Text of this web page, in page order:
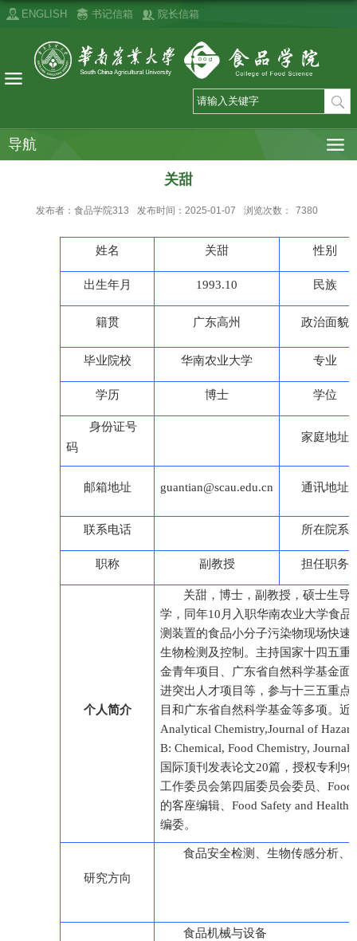
ENGLISH 书记信箱 院长信箱
导航
关甜
发布者：食品学院313 发布时间：2025-01-07 浏览次数： 7380
姓名 关甜 性别
出生年月 1993.10 民族
籍贯 广东高州 政治面貌
毕业院校 华南农业大学 专业
学历 博士 学位
身份证号
码
家庭地址
邮箱地址 guantian@scau.edu.cn 通讯地址
联系电话 所在院系
职称 副教授 担任职务
个人简介
关甜 ，博士， 副教授， 硕士生导
学，同年10 月入职华南农业大学食品
测装置的食品小分子污染物现场快速
生物检测及控制。 主持国家十四五重
金青年项目、广东省自然科学基金
进突出人才项目等，参与十三五重
目和广东省自然科学基金等多项。近
Analytical Chemistry,Journal of
B: Chemical, Food Chemistry, Journal
国际顶刊发表论文20篇，授权专利 9
工作委员会第四届委员会委员、 Food
的客座编辑、 Food Safety and Health
编委。
研究方向
食品安全检测、生物传感分析、
食品机械与设备